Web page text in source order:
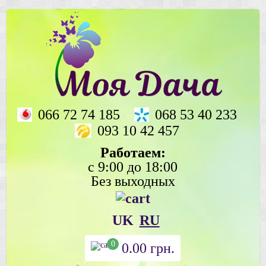
066 72 74 185
068 53 40 233
093 10 42 457
Работаем:
с 9:00 до 18:00
Без выходных
UK RU
0 0.00грн.